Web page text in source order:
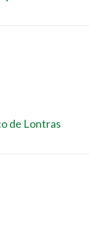
de Lontras